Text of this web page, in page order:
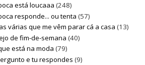
está loucaaa (248)
responde... ou tenta (57)
várias que me vêm parar cá a casa (13)
de fim-de-semana (40)
está na moda (79)
e tu respondes (9)